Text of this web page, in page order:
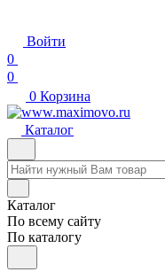
Войти
0
0
0 Корзина
Каталог
Каталог
По всему сайту
По каталогу